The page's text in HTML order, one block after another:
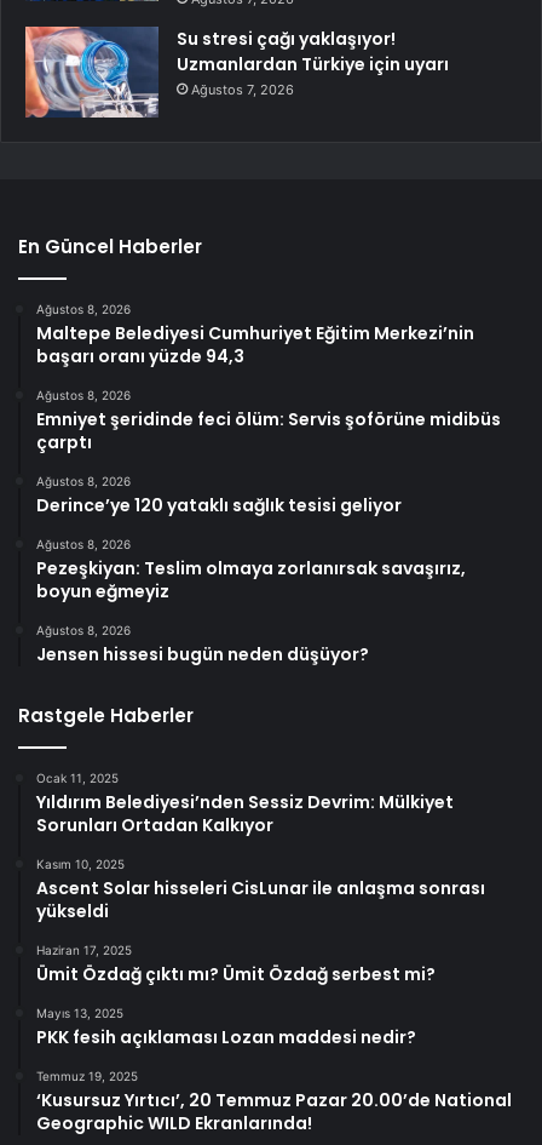
Su stresi çağı yaklaşıyor!
Uzmanlardan Türkiye için uyarı
Ağustos 7, 2026
En Güncel Haberler
Ağustos 8, 2026
Maltepe Belediyesi Cumhuriyet Eğitim Merkezi’nin
başarı oranı yüzde 94,3
Ağustos 8, 2026
Emniyet şeridinde feci ölüm: Servis şoförüne midibüs
çarptı
Ağustos 8, 2026
Derince’ye 120 yataklı sağlık tesisi geliyor
Ağustos 8, 2026
Pezeşkiyan: Teslim olmaya zorlanırsak savaşırız,
boyun eğmeyiz
Ağustos 8, 2026
Jensen hissesi bugün neden düşüyor?
Rastgele Haberler
Ocak 11, 2025
Yıldırım Belediyesi’nden Sessiz Devrim: Mülkiyet
Sorunları Ortadan Kalkıyor
Kasım 10, 2025
Ascent Solar hisseleri CisLunar ile anlaşma sonrası
yükseldi
Haziran 17, 2025
Ümit Özdağ çıktı mı? Ümit Özdağ serbest mi?
Mayıs 13, 2025
PKK fesih açıklaması Lozan maddesi nedir?
Temmuz 19, 2025
‘Kusursuz Yırtıcı’, 20 Temmuz Pazar 20.00’de National
Geographic WILD Ekranlarında!